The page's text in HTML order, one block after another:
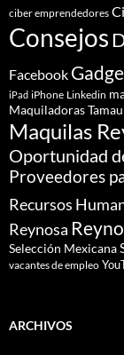
ciber emprendedores
Consejos
Facebook
iPad iPhone Linkedin
Maquiladoras
Maquilas
Oportunidad
Proveedores
Recursos
Reynosa
Selección Mexicana
vacantes de empleo
ARCHIVOS